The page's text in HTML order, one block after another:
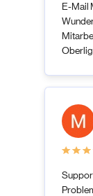
E-Mail